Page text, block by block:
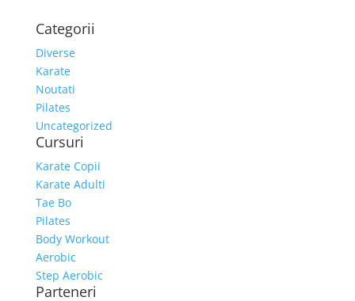
Categorii
Diverse
Karate
Noutati
Pilates
Uncategorized
Cursuri
Karate Copii
Karate Adulti
Tae Bo
Pilates
Body Workout
Aerobic
Step Aerobic
Parteneri